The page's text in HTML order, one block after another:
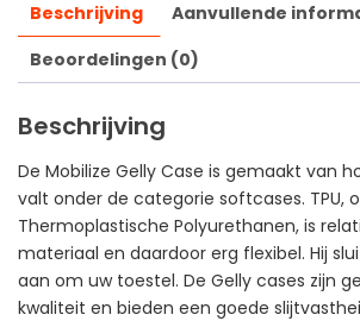
Beschrijving
Aanvullende
Beoordelingen (0)
Beschrijving
De Mobilize Gelly Case is gemaakt van
valt onder de categorie softcases. TPU,
Thermoplastische Polyurethanen, is
materiaal en daardoor erg flexibel. Hij
aan om uw toestel. De Gelly cases zijn
kwaliteit en bieden een goede